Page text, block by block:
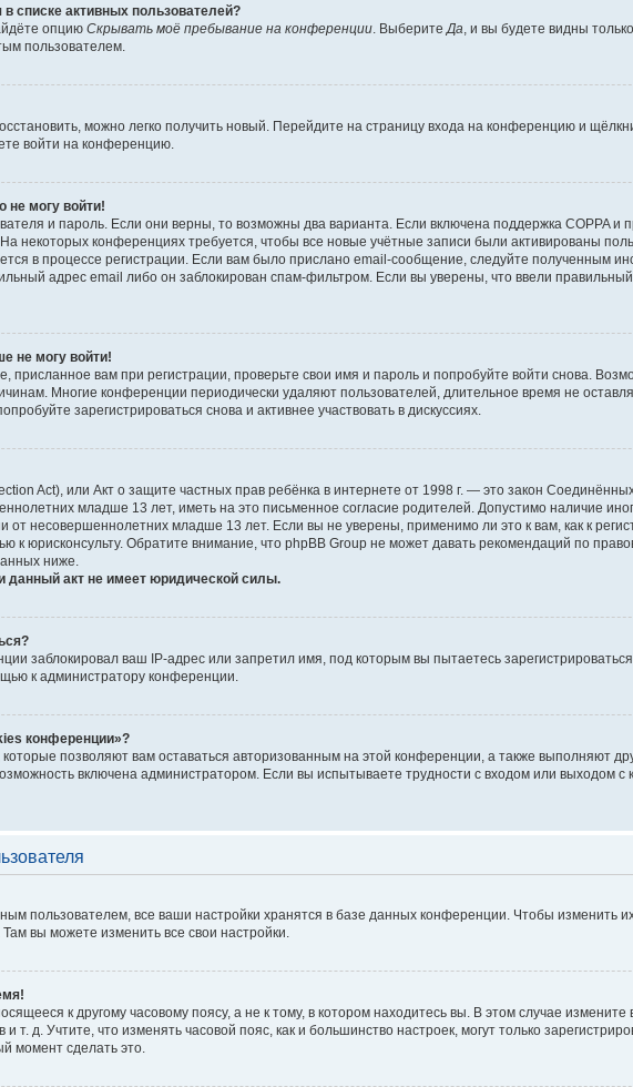
списке активных пользователей?
опцию Скрывать моё пребывание на конференции. ВыберитеДа, и вы будете видны
пользователем.
можно легко получить новый. Перейдите на страницу входа на конференцию и
войти на конференцию.
не могу войти!
и пароль. Если они верны, то возможны два варианта. Если включена поддержка COPPA и
некоторых конференциях требуется, чтобы все новые учётные записи были активированы
в процессе регистрации. Если вам было прислано email-сообщение, следуйте полученным
адрес email либо он заблокирован спам-фильтром. Если вы уверены, что ввели
не могу войти!
присланное вам при регистрации, проверьте свои имя и пароль и попробуйте войти снова.
Многие конференции периодически удаляют пользователей, длительное время не
зарегистрироваться снова и активнее участвовать в дискуссиях.
Act), или Акт о защите частных прав ребёнка в интернете от 1998 г. — это закон
младше 13 лет, иметь на это письменное согласие родителей. Допустимо наличие
несовершеннолетних младше 13 лет. Если вы не уверены, применимо ли это к вам, как к
к юрисконсульту. Обратите внимание, что phpBB Group не может давать рекомендаций по
ниже.
данный акт не имеет юридической силы.
заблокировал ваш IP-адрес или запретил имя, под которым вы пытаетесь
к администратору конференции.
конференции»?
позволяют вам оставаться авторизованным на этой конференции, а также выполняют
включена администратором. Если вы испытываете трудности с входом или выходом
пользователем, все ваши настройки хранятся в базе данных конференции. Чтобы изменить
вы можете изменить все свои настройки.
к другому часовому поясу, а не к тому, в котором находитесь вы. В этом случае измените
т. д. Учтите, что изменять часовой пояс, как и большинство настроек, могут только
момент сделать это.